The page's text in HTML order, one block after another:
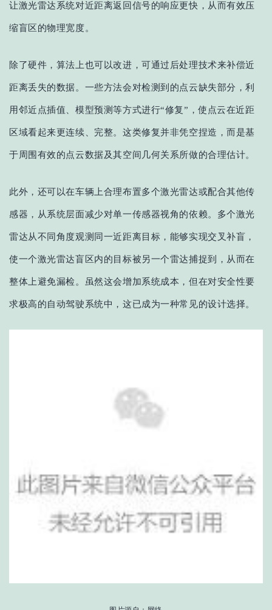
让激光雷达系统对近距离返回信号的响应更快，从而有效压
缩盲区的物理宽度。
除了硬件，算法上也可以改进 ，可通过后处理技术来补偿近
距离丢失的数据。一些方法会对检测到的点云缺失部分，利
用邻近点插值、模型预测等方式进行“修复”，使点云在近距
区域看起来更连续、完整。这类修复并非凭空捏造，而是基
于周围有效的点云数据及其空间几何关系所做的合理估计。
此外， 还可以在车辆上合理布置多个激光雷达或配合其他传
感器，从系统层面减少对单一传感器视角的依赖。多个激光
雷达从不同角度观测同一近距离目标，能够实现交叉补盲，
使一个激光雷达盲区内的目标被另一个雷达捕捉到，从而在
整体上避免漏检。虽然这会增加系统成本，但在对安全性要
求极高的自动驾驶系统中，这已成为一种常见的设计选择。